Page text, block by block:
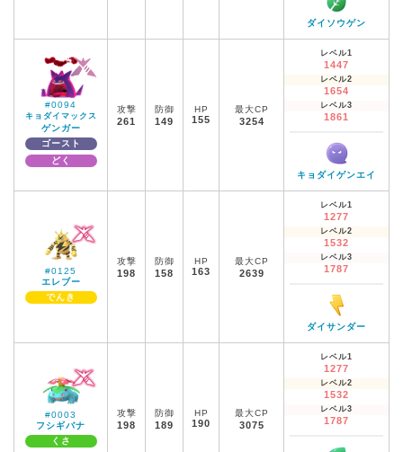
ダイソウゲン
#0094
キョダイマックス
ゲンガー
ゴースト
どく
攻撃
261
防御
149
HP
155
最大CP
3254
レベル1
1447
レベル2
1654
レベル3
1861
キョダイゲンエイ
#0125
エレブー
でんき
攻撃
198
防御
158
HP
163
最大CP
2639
レベル1
1277
レベル2
1532
レベル3
1787
ダイサンダー
#0003
フシギバナ
くさ
攻撃
198
防御
189
HP
190
最大CP
3075
レベル1
1277
レベル2
1532
レベル3
1787